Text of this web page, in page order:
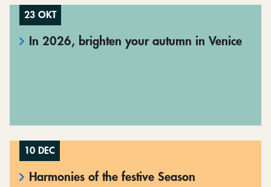
23 OKT
In 2026, brighten your autumn in Venice
10 DEC
Harmonies of the festive Season